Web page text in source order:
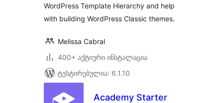
WordPress Template Hierarchy and help
with building WordPress Classic themes.
Melissa Cabral
400+ აქტიური ინსტალაცია
ტესტირებულია: 6.1.10
Academy Starter